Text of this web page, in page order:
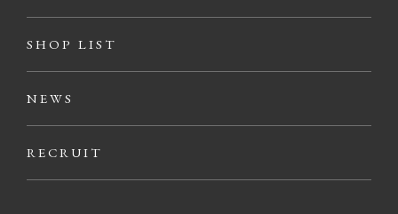
SHOP LIST
NEWS
RECRUIT